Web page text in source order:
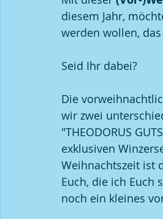
diesem Jahr,
werden wollen,
Seid Ihr dabei?
Die
wir zwei
"THEODORUS
exklusiven
Weihnachtszeit ist
Euch, die ich Euch
noch ein kleines